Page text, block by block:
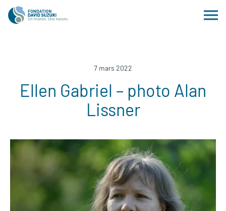
7 mars 2022
Ellen Gabriel – photo Alan
Lissner